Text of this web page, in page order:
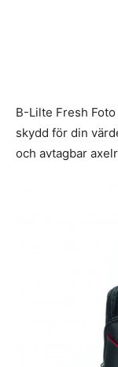
B-Lilte Fresh
skydd för din
och avtagbar